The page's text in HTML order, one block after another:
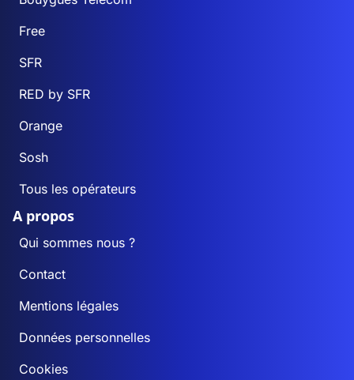
Free
SFR
RED by SFR
Orange
Sosh
Tous les opérateurs
A propos
Qui sommes nous ?
Contact
Mentions légales
Données personnelles
Cookies